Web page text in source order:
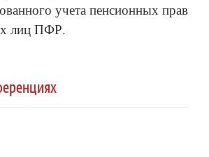
учета пенсионных прав
лиц ПФР.